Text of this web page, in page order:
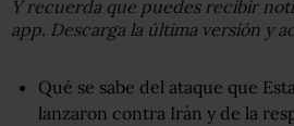
Y recuerda que puedes recibir
app. Descarga la última versión y
Qué se sabe del ataque que
lanzaron contra Irán y de la